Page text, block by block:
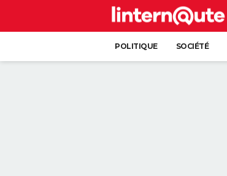
POLITIQUE SOCIÉTÉ